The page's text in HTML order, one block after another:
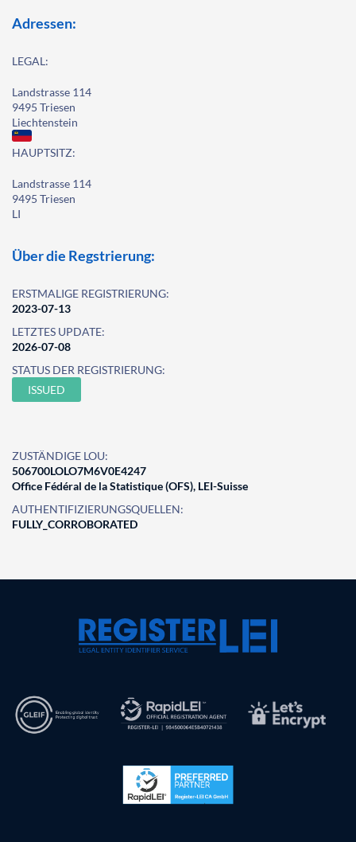
Adressen:
LEGAL:
Landstrasse 114
9495 Triesen
Liechtenstein
HAUPTSITZ:
Landstrasse 114
9495 Triesen
LI
Über die Regstrierung:
ERSTMALIGE REGISTRIERUNG:
2023-07-13
LETZTES UPDATE:
2026-07-08
STATUS DER REGISTRIERUNG:
ISSUED
ZUSTÄNDIGE LOU:
506700LOLO7M6V0E4247
Office Fédéral de la Statistique (OFS), LEI-Suisse
AUTHENTIFIZIERUNGSQUELLEN:
FULLY_CORROBORATED